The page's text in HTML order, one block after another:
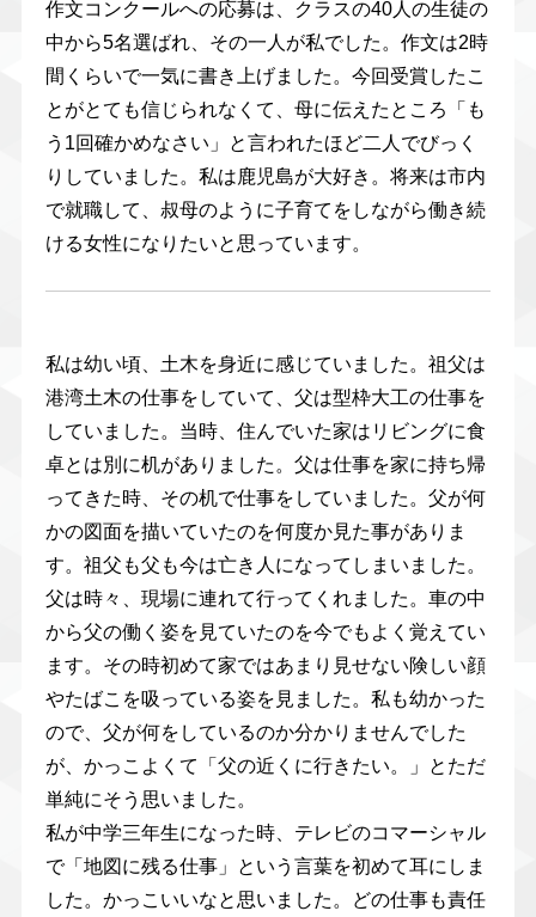
作文コンクールへの応募は、クラスの40人の生徒の
中から5名選ばれ、その一人が私でした。作文は2時
間くらいで一気に書き上げました。今回受賞したこ
とがとても信じられなくて、母に伝えたところ「も
う1回確かめなさい」と言われたほど二人でびっく
りしていました。私は鹿児島が大好き。将来は市内
で就職して、叔母のように子育てをしながら働き続
ける女性になりたいと思っています。
私は幼い頃、土木を身近に感じていました。祖父は
港湾土木の仕事をしていて、父は型枠大工の仕事を
していました。当時、住んでいた家はリビングに食
卓とは別に机がありました。父は仕事を家に持ち帰
ってきた時、その机で仕事をしていました。父が何
かの図面を描いていたのを何度か見た事がありま
す。祖父も父も今は亡き人になってしまいました。
父は時々、現場に連れて行ってくれました。車の中
から父の働く姿を見ていたのを今でもよく覚えてい
ます。その時初めて家ではあまり見せない険しい顔
やたばこを吸っている姿を見ました。私も幼かった
ので、父が何をしているのか分かりませんでした
が、かっこよくて「父の近くに行きたい。」とただ
単純にそう思いました。
私が中学三年生になった時、テレビのコマーシャル
で「地図に残る仕事」という言葉を初めて耳にしま
した。かっこいいなと思いました。どの仕事も責任